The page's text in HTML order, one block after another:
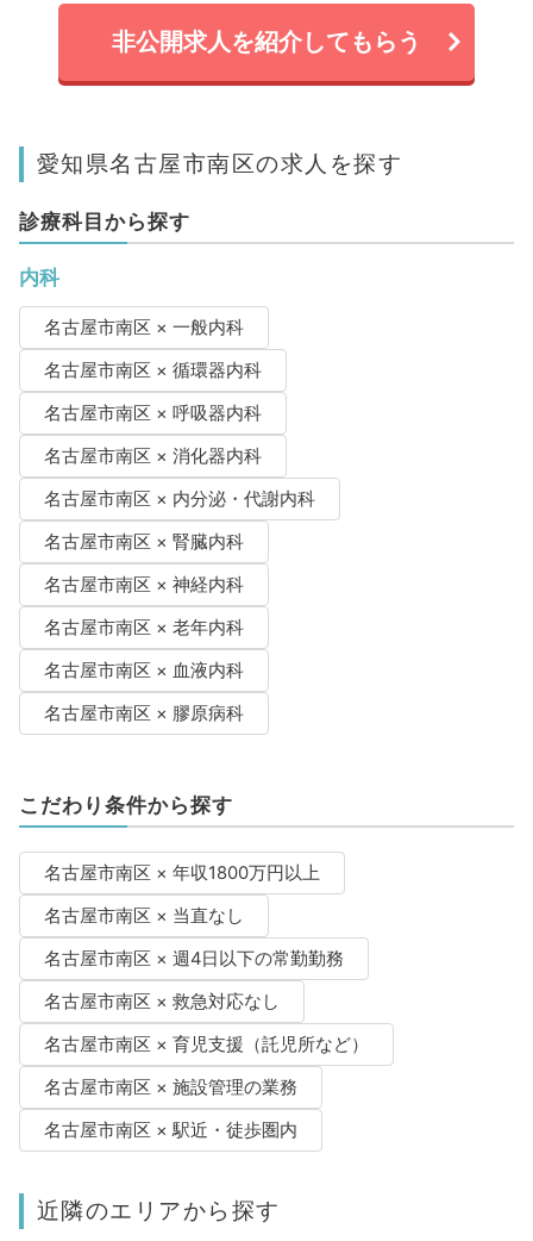
非公開求人を紹介してもらう
愛知県名古屋市南区の求人を探す
診療科目から探す
内科
名古屋市南区 × 一般内科
名古屋市南区 × 循環器内科
名古屋市南区 × 呼吸器内科
名古屋市南区 × 消化器内科
名古屋市南区 × 内分泌・代謝内科
名古屋市南区 × 腎臓内科
名古屋市南区 × 神経内科
名古屋市南区 × 老年内科
名古屋市南区 × 血液内科
名古屋市南区 × 膠原病科
こだわり条件から探す
名古屋市南区 × 年収1800万円以上
名古屋市南区 × 当直なし
名古屋市南区 × 週4日以下の常勤勤務
名古屋市南区 × 救急対応なし
名古屋市南区 × 育児支援（託児所など）
名古屋市南区 × 施設管理の業務
名古屋市南区 × 駅近・徒歩圏内
近隣のエリアから探す